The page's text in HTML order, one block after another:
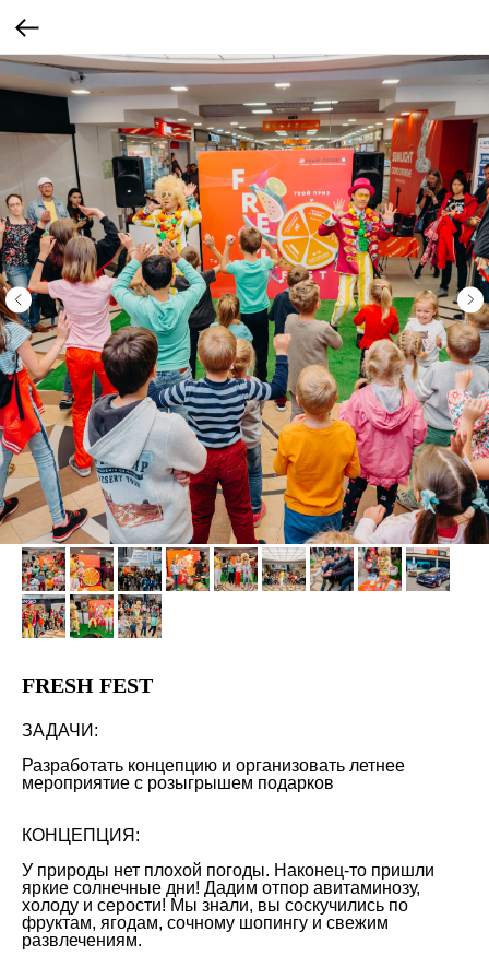
FRESH FEST
ЗАДАЧИ:
Разработать концепцию и организовать летнее
мероприятие с розыгрышем подарков
КОНЦЕПЦИЯ:
У природы нет плохой погоды. Наконец-то пришли
яркие солнечные дни! Дадим отпор авитаминозу,
холоду и серости! Мы знали, вы соскучились по
фруктам, ягодам, сочному шопингу и свежим
развлечениям.